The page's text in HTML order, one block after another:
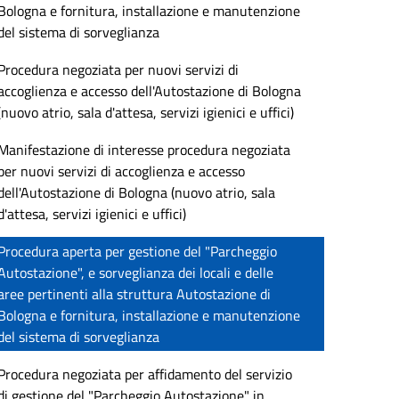
e fornitura, installazione e manutenzione
sistema di sorveglianza
negoziata per nuovi servizi di
e accesso dell'Autostazione di Bologna
atrio, sala d'attesa, servizi igienici e uffici)
di interesse procedura negoziata
nuovi servizi di accoglienza e accesso
di Bologna (nuovo atrio, sala
servizi igienici e uffici)
aperta per gestione del "Parcheggio
e sorveglianza dei locali e delle
pertinenti alla struttura Autostazione di
e fornitura, installazione e manutenzione
sistema di sorveglianza
negoziata per affidamento del servizio